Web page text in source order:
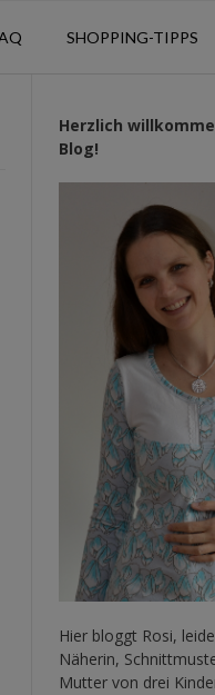
SHOPPING-TIPPS
Herzlich
Blog!
Hier bloggt Rosi,
Näherin,
Mutter von drei